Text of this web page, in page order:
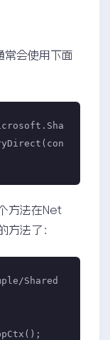
会使用下面
方法在Net
方法了：
Shared